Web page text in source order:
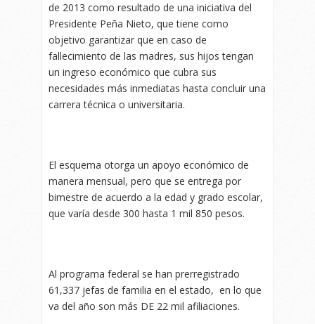
de 2013 como resultado de una iniciativa del
Presidente Peña Nieto, que tiene como
objetivo garantizar que en caso de
fallecimiento de las madres, sus hijos tengan
un ingreso económico que cubra sus
necesidades más inmediatas hasta concluir una
carrera técnica o universitaria.
El esquema otorga un apoyo económico de
manera mensual, pero que se entrega por
bimestre de acuerdo a la edad y grado escolar,
que varía desde 300 hasta 1 mil 850 pesos.
Al programa federal se han prerregistrado
61,337 jefas de familia en el estado, en lo que
va del año son más DE 22 mil afiliaciones.